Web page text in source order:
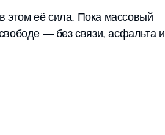
этом её сила. Пока массовый
— без связи, асфальта и